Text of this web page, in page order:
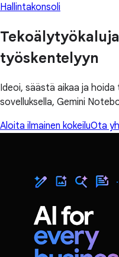
Hallintakonsoli
työskentelyyn
Ideoi, säästä aikaa ja
sovelluksella, Gemini
Aloita ilmainen kokeiluOta